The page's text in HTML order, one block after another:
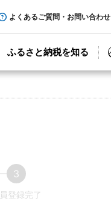
よくあるご質問・お問い合わせ
ふるさと納税を知る
登録完了